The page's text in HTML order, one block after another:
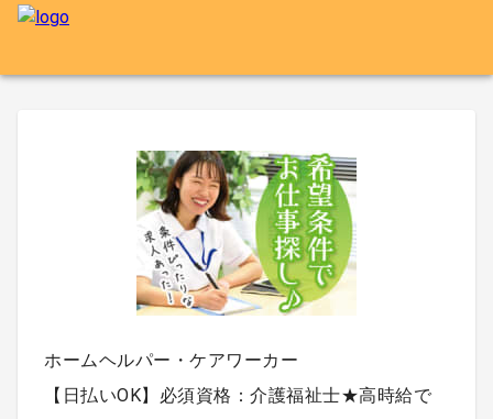
ホームヘルパー・ケアワーカー
【日払いOK】必須資格：介護福祉士★高時給で